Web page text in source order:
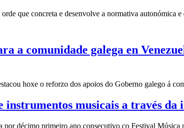
que concreta e desenvolve a normativa autonómica e
a comunidade galega en
hoxe o reforzo dos apoios do Goberno galego á
musicais a través da
décimo primeiro ano consecutivo co Festival